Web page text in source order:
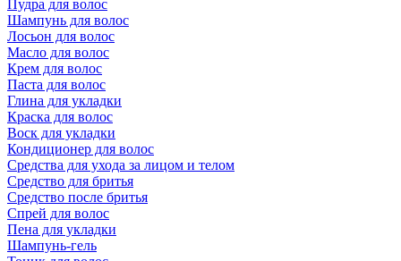
Пудра для волос
Шампунь для волос
Лосьон для волос
Масло для волос
Крем для волос
Паста для волос
Глина для укладки
Краска для волос
Воск для укладки
Кондиционер для волос
Средства для ухода за лицом и телом
Средство для бритья
Средство после бритья
Спрей для волос
Пена для укладки
Шампунь-гель